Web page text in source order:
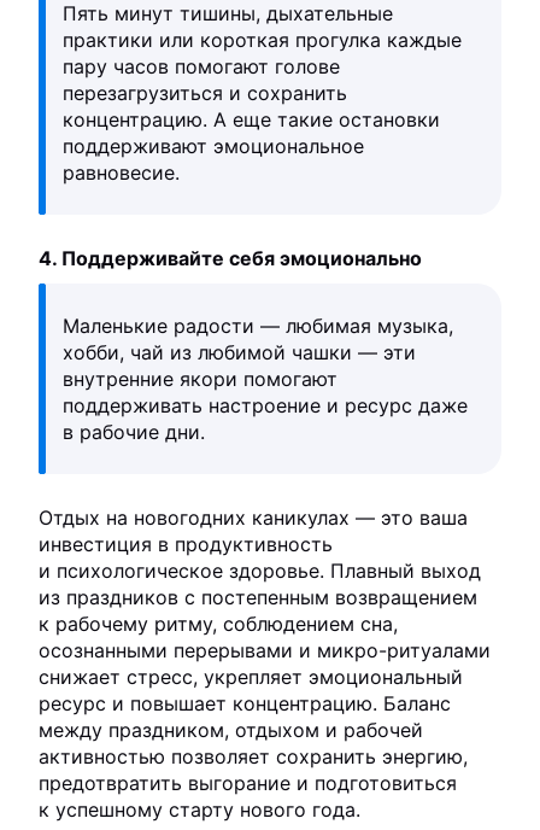
Пять минут тишины, дыхательные
практики или короткая прогулка каждые
пару часов помогают голове
перезагрузиться и сохранить
концентрацию. А еще такие остановки
поддерживают эмоциональное
равновесие.
4. Поддерживайте себя эмоционально
Маленькие радости — любимая музыка,
хобби, чай из любимой чашки — эти
внутренние якори помогают
поддерживать настроение и ресурс даже
в рабочие дни.
Отдых на новогодних каникулах — это ваша
инвестиция в продуктивность
и психологическое здоровье. Плавный выход
из праздников с постепенным возвращением
к рабочему ритму, соблюдением сна,
осознанными перерывами и микро-ритуалами
снижает стресс, укрепляет эмоциональный
ресурс и повышает концентрацию. Баланс
между праздником, отдыхом и рабочей
активностью позволяет сохранить энергию,
предотвратить выгорание и подготовиться
к успешному старту нового года.